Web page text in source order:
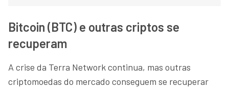
Bitcoin (BTC) e outras criptos se
recuperam
A crise da Terra Network continua, mas outras
criptomoedas do mercado conseguem se recuperar